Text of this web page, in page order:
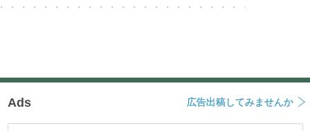
Ads 広告出稿してみませんか